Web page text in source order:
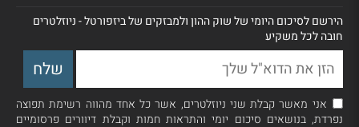
הירשם לסיכום היומי של שוק ההון ולמבזקים של ביזפורטל - ניוזלטרים
חובה לכל משקיע
אני מאשר קבלת שני ניוזלטרים, אשר כל אחד מהווה רשימת תפוצה
נפרדת, בנושאים סיכום יומי והתראות חמות וקבלת דיוורים פרסומיים